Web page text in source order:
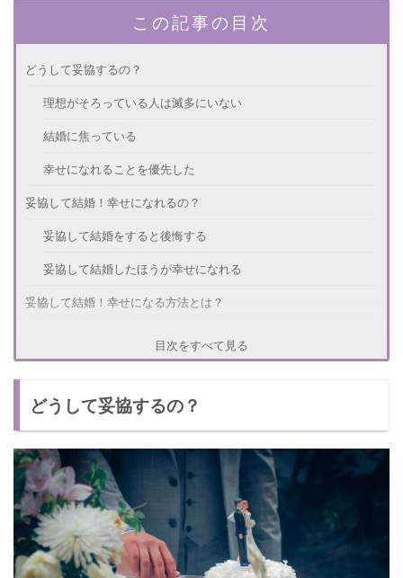
この記事の目次
どうして妥協するの？
理想がそろっている人は滅多にいない
結婚に焦っている
幸せになれることを優先した
妥協して結婚！幸せになれるの？
妥協して結婚をすると後悔する
妥協して結婚したほうが幸せになれる
妥協して結婚！幸せになる方法とは？
初心を忘れない
妥協して結婚した人のエピソード
妥協して結婚して後悔しないように！
目次をすべて見る
どうして妥協するの？